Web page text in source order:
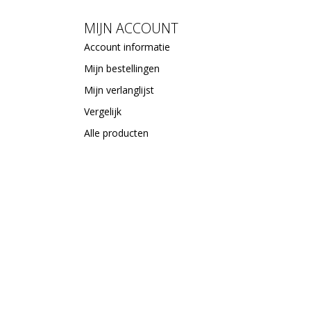
MIJN ACCOUNT
Account informatie
Mijn bestellingen
Mijn verlanglijst
Vergelijk
Alle producten